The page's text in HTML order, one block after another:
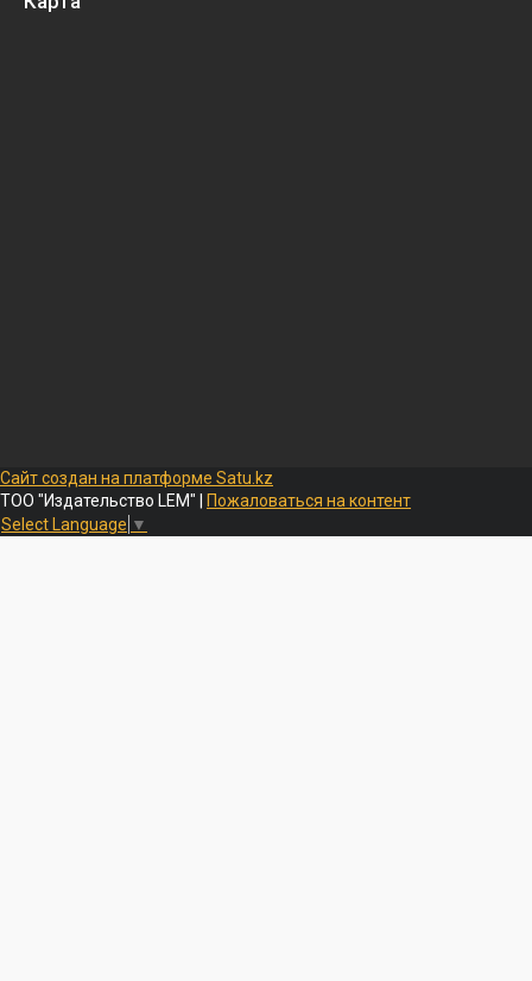
Сайт создан на платформе Satu.kz
ТОО "Издательство LEM" |
Пожаловаться на контент
Select Language ▼